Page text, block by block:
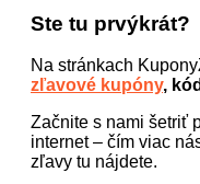
Ste tu prvýkrát?
Na stránkach
zľavové kupóny,
Začnite s nami šetriť
internet – čím viac
zľavy tu nájdete.